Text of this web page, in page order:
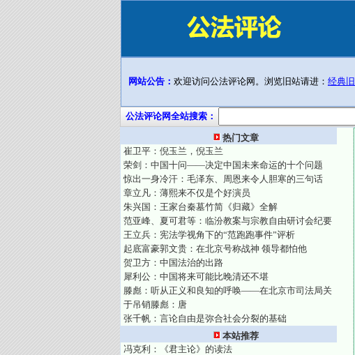
网站公告： 欢迎访问公法评论网。浏览旧站请进： 经典
公法评论网全站搜索：
热门文章
崔卫平：倪玉兰，倪玉兰
荣剑：中国十问——决定中国未来命运的十个问题
惊出一身冷汗：毛泽东、周恩来令人胆寒的三句话
章立凡：薄熙来不仅是个好演员
朱兴国：王家台秦墓竹简《归藏》全解
范亚峰、夏可君等：临汾教案与宗教自由研讨会纪要
王立兵：宪法学视角下的“范跑跑事件”评析
起底富豪郭文贵：在北京号称战神 领导都怕他
贺卫方：中国法治的出路
犀利公：中国将来可能比晚清还不堪
滕彪：听从正义和良知的呼唤——在北京市司法局关
于吊销滕彪：唐
张千帆：言论自由是弥合社会分裂的基础
本站推荐
冯克利：《君主论》的读法